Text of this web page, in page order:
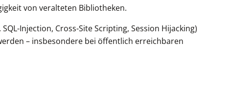
von veralteten Bibliotheken.
Injection, Cross-Site Scripting, Session Hijacking)
– insbesondere bei öffentlich erreichbaren